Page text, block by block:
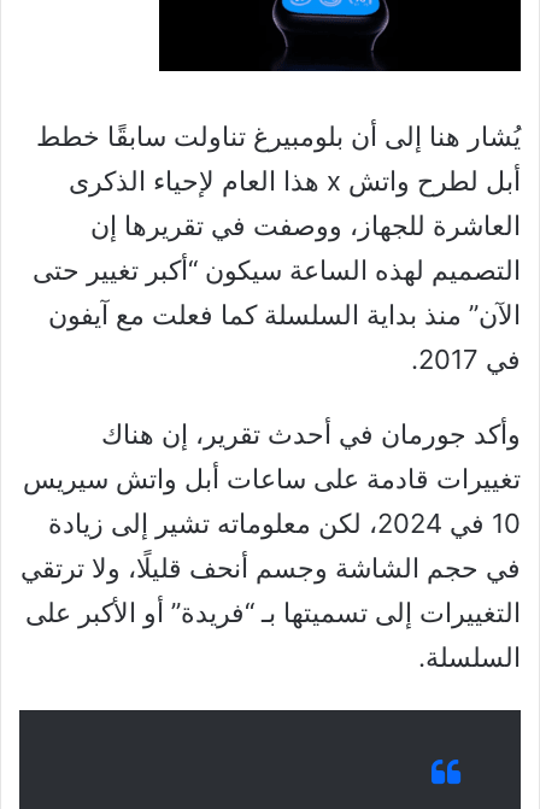
يُشار هنا إلى أن بلومبيرغ تناولت سابقًا خطط
أبل لطرح واتش x هذا العام لإحياء الذكرى
العاشرة للجهاز، ووصفت في تقريرها إن
التصميم لهذه الساعة سيكون “أكبر تغيير حتى
الآن” منذ بداية السلسلة كما فعلت مع آيفون
في 2017.
وأكد جورمان في أحدث تقرير، إن هناك
تغييرات قادمة على ساعات أبل واتش سيريس
10 في 2024، لكن معلوماته تشير إلى زيادة
في حجم الشاشة وجسم أنحف قليلًا، ولا ترتقي
التغييرات إلى تسميتها بـ “فريدة” أو الأكبر على
السلسلة.